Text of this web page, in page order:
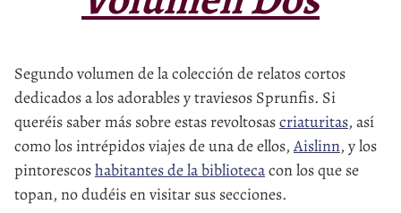
Segundo volumen de la colección de relatos cortos
dedicados a los adorables y traviesos Sprunfis. Si
queréis saber más sobre estas revoltosascriaturitas, así
como los intrépidos viajes de una de ellos,Aislinn, y los
pintorescoshabitantes de la bibliotecacon los que se
topan, no dudéis en visitar sus secciones.